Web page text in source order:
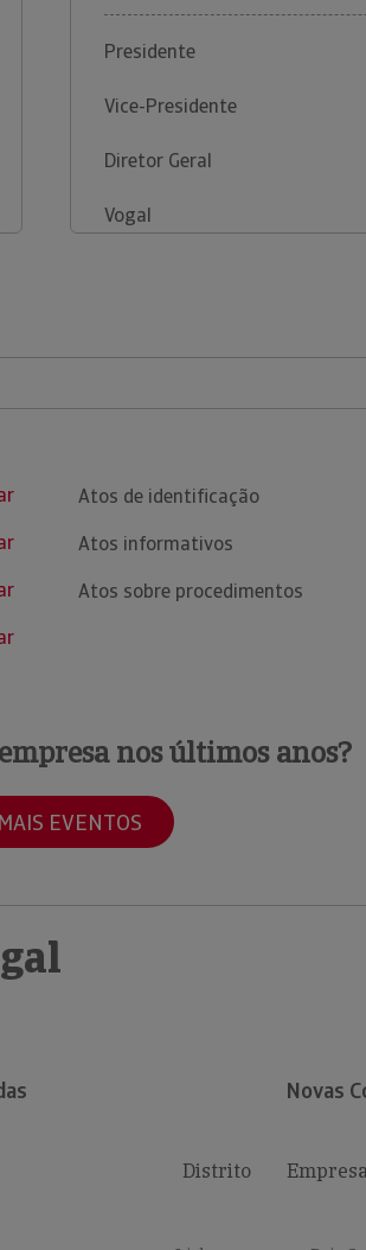
Presidente
Vice-Presidente
Diretor Geral
Vogal
Atos de identificação
Atos informativos
Atos sobre procedimentos
nos últimos anos?
EVENTOS
Distrito
Novas